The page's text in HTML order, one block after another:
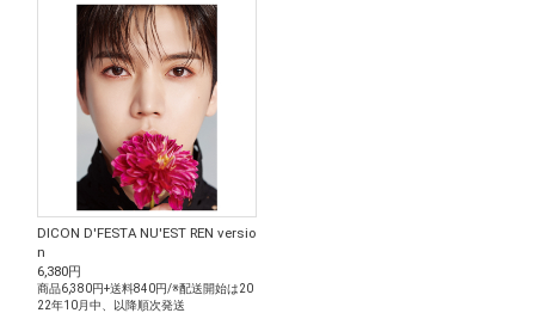
DICON D'FESTA NU'EST REN versio
n
6,380円
商品6,380円+送料840円/※配送開始は20
22年10月中、以降順次発送